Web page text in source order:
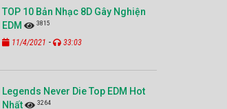
TOP 10 Bản Nhạc 8D Gây Nghiện
EDM
3815
11/4/2021 - 33:03
Legends Never Die Top EDM Hot
Nhất
3264